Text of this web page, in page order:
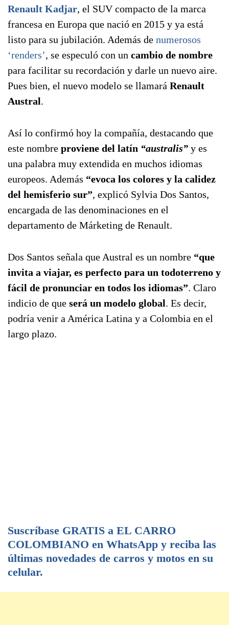
Renault Kadjar, el SUV compacto de la marca
francesa en Europa que nació en 2015 y ya está
listo para su jubilación. Además de numerosos
‘renders’, se especuló con un cambio de nombre
para facilitar su recordación y darle un nuevo aire.
Pues bien, el nuevo modelo se llamará Renault
Austral.
Así lo confirmó hoy la compañía, destacando que
este nombre proviene del latín “australis” y es
una palabra muy extendida en muchos idiomas
europeos. Además “evoca los colores y la calidez
del hemisferio sur”, explicó Sylvia Dos Santos,
encargada de las denominaciones en el
departamento de Márketing de Renault.
Dos Santos señala que Austral es un nombre “que
invita a viajar, es perfecto para un todoterreno y
fácil de pronunciar en todos los idiomas”. Claro
indicio de que será un modelo global. Es decir,
podría venir a América Latina y a Colombia en el
largo plazo.
Suscríbase GRATIS a EL CARRO
COLOMBIANO en WhatsApp y reciba las
últimas novedades de carros y motos en su
celular.